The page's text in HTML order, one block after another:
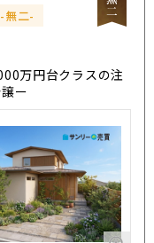
-無二-
万円台クラスの注
ー